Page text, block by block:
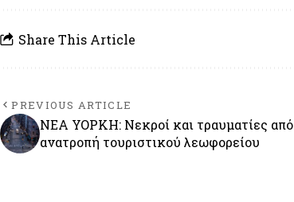
Share This Article
PREVIOUS ARTICLE
ΝΕΑ ΥΟΡΚΗ: Νεκροί και τραυματίες από
ανατροπή τουριστικού λεωφορείου